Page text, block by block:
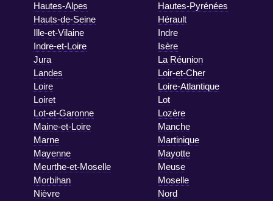
Hautes-Alpes
Hautes-Pyrénées
Hauts-de-Seine
Hérault
Ille-et-Vilaine
Indre
Indre-et-Loire
Isère
Jura
La Réunion
Landes
Loir-et-Cher
Loire
Loire-Atlantique
Loiret
Lot
Lot-et-Garonne
Lozère
Maine-et-Loire
Manche
Marne
Martinique
Mayenne
Mayotte
Meurthe-et-Moselle
Meuse
Morbihan
Moselle
Nièvre
Nord